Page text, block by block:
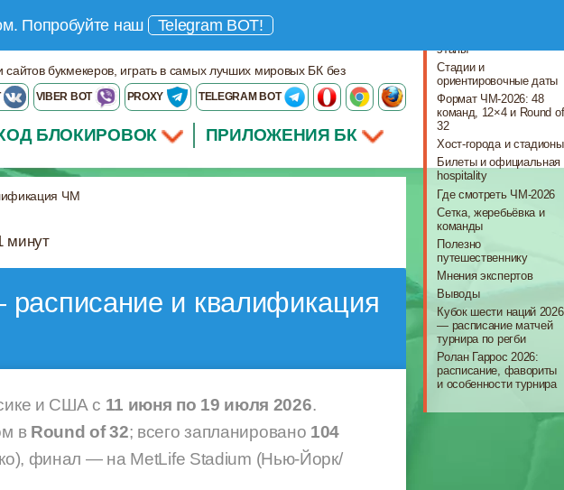
Попробуйте наш Telegram BOT!
букмекеров, играть в самых лучших мировых БК без
TELEGRAM BOT
PROXY
VIBER BOT
БЛОКИРОВОК ПРИЛОЖЕНИЯ БК
ЧМ
минут
и квалификация
и США с 11 июня по 19 июля 2026.
в Round of 32; всего запланировано 104
финал — на MetLife Stadium (Нью-Йорк/
этапы
Стадии и
ориентировочные даты
Формат ЧМ-2026: 48
команд, 12×4 и Round of
32
Хост-города и стадионы
Билеты и официальная
hospitality
Где смотреть ЧМ-2026
Сетка, жеребьёвка и
команды
Полезно
путешественнику
Мнения экспертов
Выводы
Кубок шести наций 2026
— расписание матчей
турнира по регби
Ролан Гаррос 2026:
расписание, фавориты
и особенности турнира